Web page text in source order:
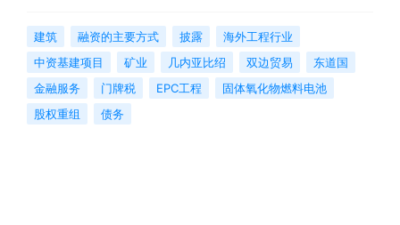
建筑 融资的主要方式 披露
海外工程行业
中资基建项目
矿业 几内亚比绍 双边贸易
东道国
金融服务
门牌税 EPC工程
固体氧化物燃料电池
股权重组
债务